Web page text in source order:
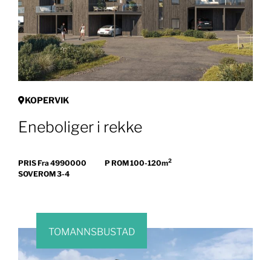
KOPERVIK
Eneboliger i rekke
PRIS Fra 4990000 P ROM 100-120m2
SOVEROM 3-4
TOMANNSBUSTAD